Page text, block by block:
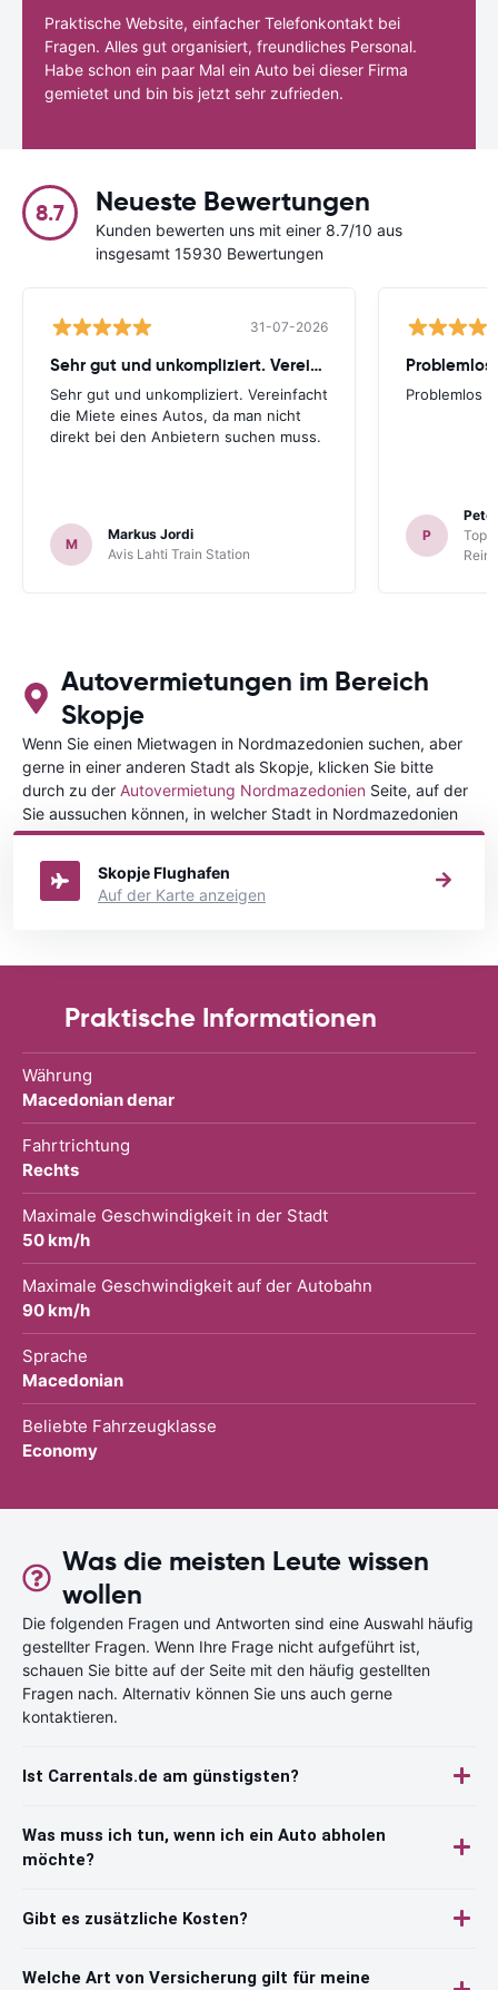
Praktische Website, einfacher Telefonkontakt bei
Fragen. Alles gut organisiert, freundliches Personal.
Habe schon ein paar Mal ein Auto bei dieser Firma
gemietet und bin bis jetzt sehr zufrieden.
8.7 Neueste Bewertungen
Kunden bewerten uns mit einer 8.7/10 aus
insgesamt 15930 Bewertungen
31-07-2026
Sehr gut und unkompliziert. Vereinfacht
Sehr gut und unkompliziert. Vereinfacht
die Miete eines Autos, da man nicht
direkt bei den Anbietern suchen muss.
M
Markus Jordi
Avis Lahti Train Station
Problemlos
Problemlos
P
Autovermietungen im Bereich
Skopje
Wenn Sie einen Mietwagen in Nordmazedonien suchen, aber
gerne in einer anderen Stadt als Skopje, klicken Sie bitte
durch zu der Autovermietung Nordmazedonien Seite, auf der
Sie aussuchen können, in welcher Stadt in Nordmazedonien
Sie Ihr Fahrzeug mieten wollen.
Skopje Flughafen
Auf der Karte anzeigen
Praktische Informationen
Währung
Macedonian denar
Fahrtrichtung
Rechts
Maximale Geschwindigkeit in der Stadt
50 km/h
Maximale Geschwindigkeit auf der Autobahn
90 km/h
Sprache
Macedonian
Beliebte Fahrzeugklasse
Economy
Was die meisten Leute wissen
wollen
Die folgenden Fragen und Antworten sind eine Auswahl häufig
gestellter Fragen. Wenn Ihre Frage nicht aufgeführt ist,
schauen Sie bitte auf der Seite mit den häufig gestellten
Fragen nach. Alternativ können Sie uns auch gerne
kontaktieren.
Ist Carrentals.de am günstigsten?
Was muss ich tun, wenn ich ein Auto abholen
möchte?
Gibt es zusätzliche Kosten?
Welche Art von Versicherung gilt für meine